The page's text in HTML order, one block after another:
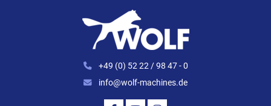
+49 (0) 52 22 / 98 47 - 0
info@wolf-machines.de